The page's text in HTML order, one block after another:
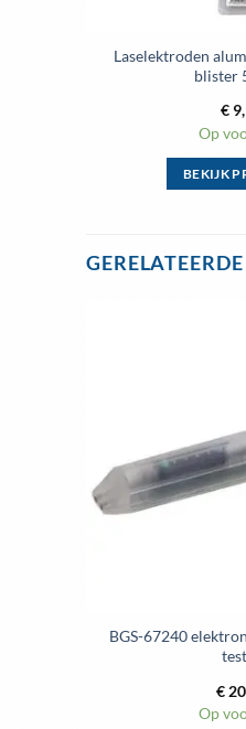
Laselektroden
blister
€
Op
BEKIJK
BGS-67240
€
Op